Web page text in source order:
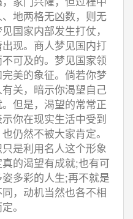
地两格无凶数，则无
国家内部发生打仗，
现。商人梦见国内打
可及的。梦见国家领
美的象征。倘若你梦
关，暗示你渴望自己
但是，渴望的常常正
你在现实生活中受到
仍然不被大家肯定。
是利用名人这个形象
的渴望有成就;也有可
多彩的人生;再不就是
，动机当然也各不相
。